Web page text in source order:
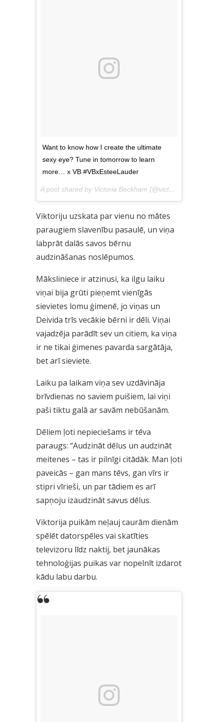
Want to know how I create the ultimate
sexy eye? Tune in tomorrow to learn
more… x VB #VBxEsteeLauder
A post shared by Victoria Beckham (@victoriabeckham) on
Viktoriju uzskata par vienu no mātes
paraugiem slavenību pasaulē, un viņa
labprāt dalās savos bērnu
audzināšanas noslēpumos.
Māksliniece ir atzinusi, ka ilgu laiku
viņai bija grūti pieņemt vienīgās
sievietes lomu ģimenē, jo viņas un
Deivida trīs vecākie bērni ir dēli. Viņai
vajadzēja parādīt sev un citiem, ka viņa
ir ne tikai ģimenes pavarda sargātāja,
bet arī sieviete.
Laiku pa laikam viņa sev uzdāvināja
brīvdienas no saviem puišiem, lai viņi
paši tiktu galā ar savām nebūšanām.
Dēliem ļoti nepieciešams ir tēva
paraugs: “Audzināt dēlus un audzināt
meitenes – tas ir pilnīgi citādāk. Man ļoti
paveicās – gan mans tēvs, gan vīrs ir
stipri vīrieši, un par tādiem es arī
sapņoju izaudzināt savus dēlus.
Viktorija puikām neļauj caurām dienām
spēlēt datorspēles vai skatīties
televizoru līdz naktij, bet jaunākas
tehnoloģijas puikas var nopelnīt izdarot
kādu labu darbu.